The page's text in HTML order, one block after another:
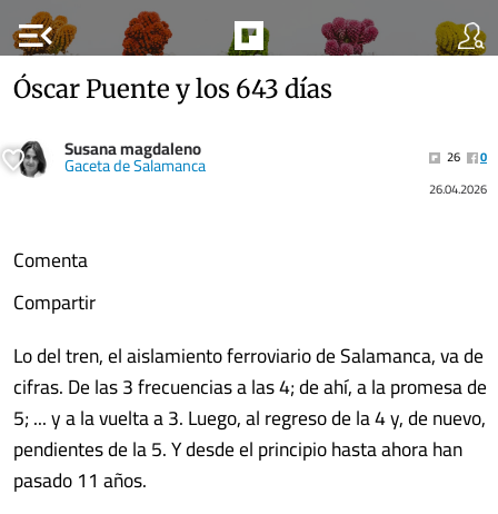
menu_open
Óscar Puente y los 643 días
Susana magdaleno
Gaceta de Salamanca 26
0
26.04.2026
Comenta
Compartir
Lo del tren, el aislamiento ferroviario de Salamanca, va de
cifras. De las 3 frecuencias a las 4; de ahí, a la promesa de
5; ... y a la vuelta a 3. Luego, al regreso de la 4 y, de nuevo,
pendientes de la 5. Y desde el principio hasta ahora han
pasado 11 años.